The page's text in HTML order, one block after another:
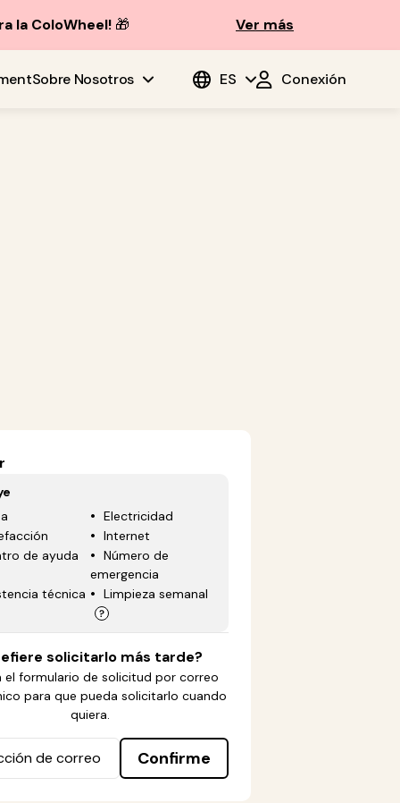
la ColoWheel! 🎁 Ver más
Sobre Nosotros ES Conexión
Electricidad
Internet
de ayuda
Número de
emergencia
técnica
Limpieza semanal
solicitarlo más tarde?
el formulario de solicitud por correo
para que pueda solicitarlo cuando
quiera.
Confirme